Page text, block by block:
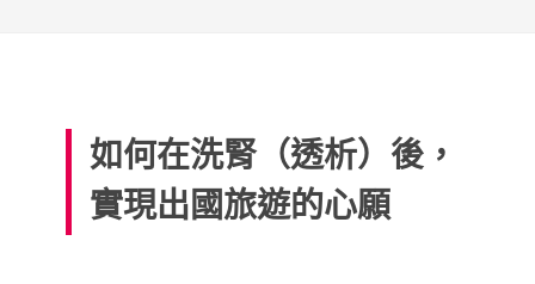
如何在洗腎（透析）後，
實現出國旅遊的心願